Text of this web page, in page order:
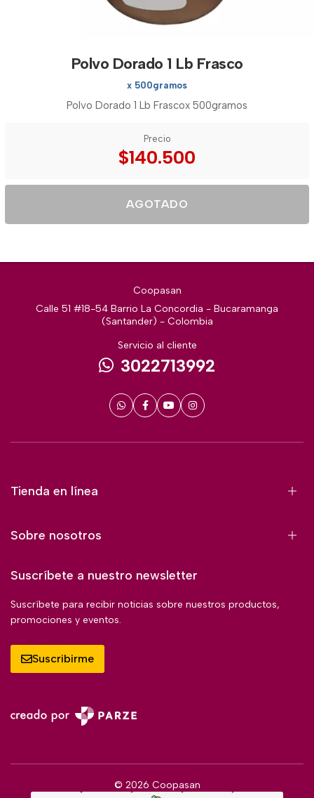
Polvo Dorado 1 Lb Frasco
x 500gramos
Polvo Dorado 1 Lb Frascox 500gramos
Precio
$140.500
AGOTADO
Coopasan
Calle 51 #18-54 Barrio La Concordia - Bucaramanga
(Santander) - Colombia
Servicio al cliente
3022713992
Tienda en línea
Sobre nosotros
Suscríbete a nuestro newsletter
Suscríbete para recibir noticias sobre nuestros productos,
promociones y eventos.
Suscribirme
© 2026 Coopasan